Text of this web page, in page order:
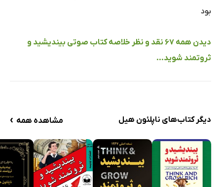
بود
دیدن همه 67 نقد و نظر خلاصه کتاب صوتی بیندیشید و
ثروتمند شوید...
دیگر کتاب‌های ناپلئون هیل مشاهده همه ›